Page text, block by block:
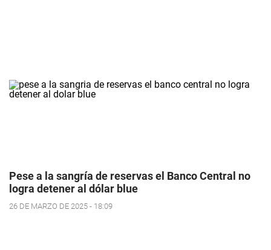
Pese a la sangría de reservas el Banco Central no
logra detener al dólar blue
26 DE MARZO DE 2025 - 18:09